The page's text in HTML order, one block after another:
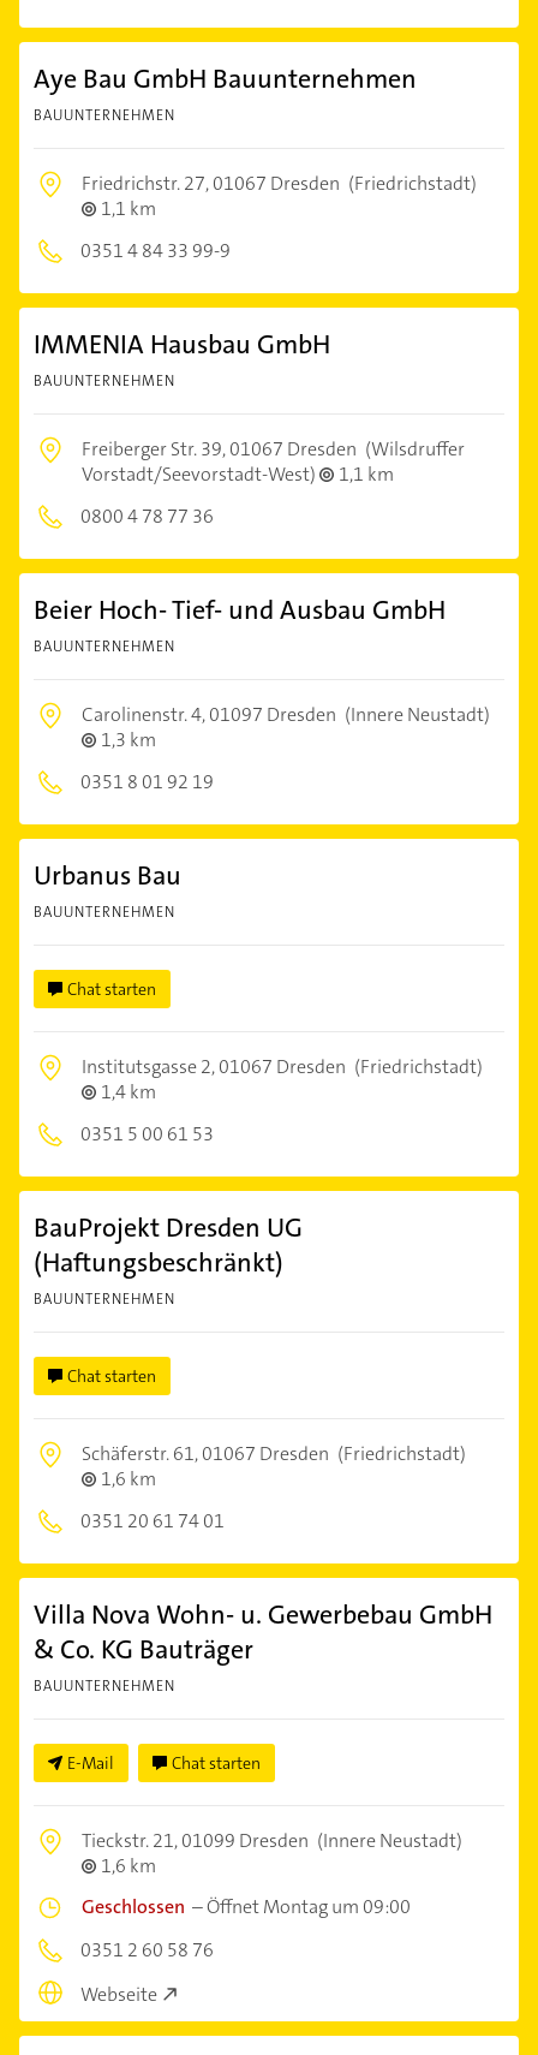
Aye Bau GmbH Bauunternehmen
BAUUNTERNEHMEN
Friedrichstr. 27,01067 Dresden (Friedrichstadt)
1,1 km
0351 4 84 33 99-9
IMMENIA Hausbau GmbH
BAUUNTERNEHMEN
Freiberger Str. 39,01067 Dresden (Wilsdruffer
Vorstadt/Seevorstadt-West)
1,1 km
0800 4 78 77 36
Beier Hoch- Tief- und Ausbau GmbH
BAUUNTERNEHMEN
Carolinenstr. 4,01097 Dresden (Innere Neustadt)
1,3 km
0351 8 01 92 19
Urbanus Bau
BAUUNTERNEHMEN
Chat starten
Institutsgasse 2,01067 Dresden (Friedrichstadt)
1,4 km
0351 5 00 61 53
BauProjekt Dresden UG
(Haftungsbeschränkt)
BAUUNTERNEHMEN
Chat starten
Schäferstr. 61,01067 Dresden (Friedrichstadt)
1,6 km
0351 20 61 74 01
Villa Nova Wohn- u. Gewerbebau GmbH
& Co. KG Bauträger
BAUUNTERNEHMEN
E-Mail Chat starten
Tieckstr. 21,01099 Dresden (Innere Neustadt)
1,6 km
Geschlossen –Öffnet Montag um 09:00
0351 2 60 58 76
Webseite